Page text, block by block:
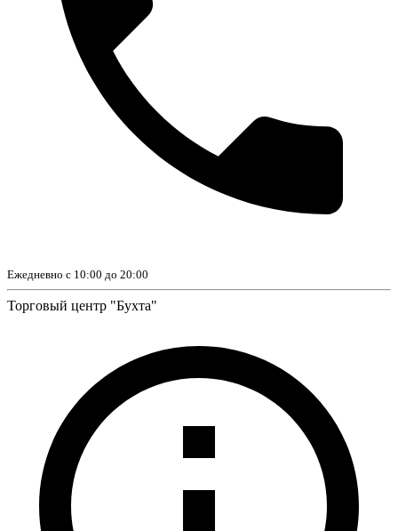
Ежедневно с 10:00 до 20:00
Торговый центр "Бухта"